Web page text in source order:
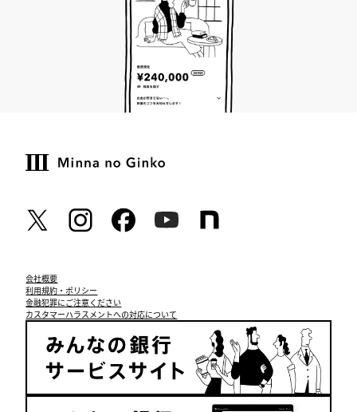
会社概要
利用規約・ポリシー
金融犯罪にご注意ください
カスタマーハラスメントへの対応について